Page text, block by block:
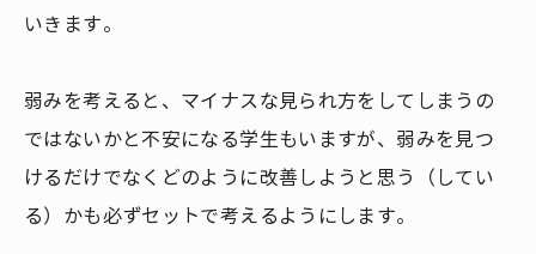
いきます。
弱みを考えると、マイナスな見られ方をしてしまうの
ではないかと不安になる学生もいますが、弱みを見つ
けるだけでなくどのように改善しようと思う（してい
る）かも必ずセットで考えるようにします。